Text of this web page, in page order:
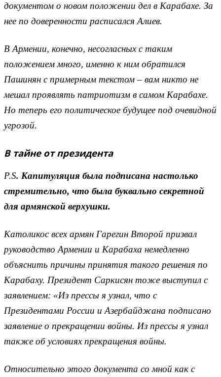
документом о новом положении дел в Карабахе. За
нее по доверенности расписался Алиев.
В Армении, конечно, несогласных с таким
положением много, именно к ним обратился
Пашинян с примерным текстом – вам никто не
мешал проявлять патриотизм в самом Карабахе.
Но теперь его политическое будущее под очевидной
угрозой.
В тайне от президента
P.S. Капитуляция была подписана настолько
стремительно, что была буквально секретной
для армянской верхушки.
Католикос всех армян Гарегин Второй призвал
руководство Армении и Карабаха немедленно
объяснить причины принятия такого решения по
Карабаху. Президент Саркисян тоже выступил с
заявлением: «Из прессы я узнал, что с
Президентами России и Азербайджана подписано
заявление о прекращении войны. Из прессы я узнал
также об условиях прекращения войны.
Относительно этого документа со мной как с